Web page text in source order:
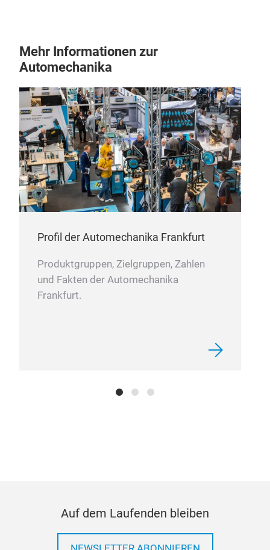
Mehr Informationen zur
Automechanika
Profil der Automechanika Frankfurt
Produktgruppen, Zielgruppen, Zahlen
und Fakten der Automechanika
Frankfurt.
Auf dem Laufenden bleiben